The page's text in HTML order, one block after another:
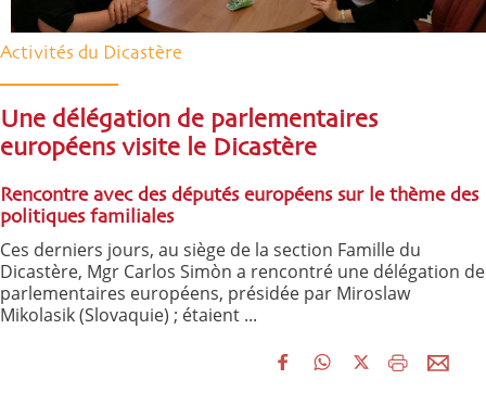
Activités du Dicastère
Une délégation de parlementaires
européens visite le Dicastère
Rencontre avec des députés européens sur le thème des
politiques familiales
Ces derniers jours, au siège de la section Famille du
Dicastère, Mgr Carlos Simòn a rencontré une délégation de
parlementaires européens, présidée par Miroslaw
Mikolasik (Slovaquie) ; étaient ...